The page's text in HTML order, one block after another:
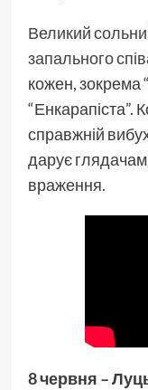
Великий
запального
кожен, зокрема
“Енкарапіста”.
справжній
дарує глядачам
враження.
8 червня –